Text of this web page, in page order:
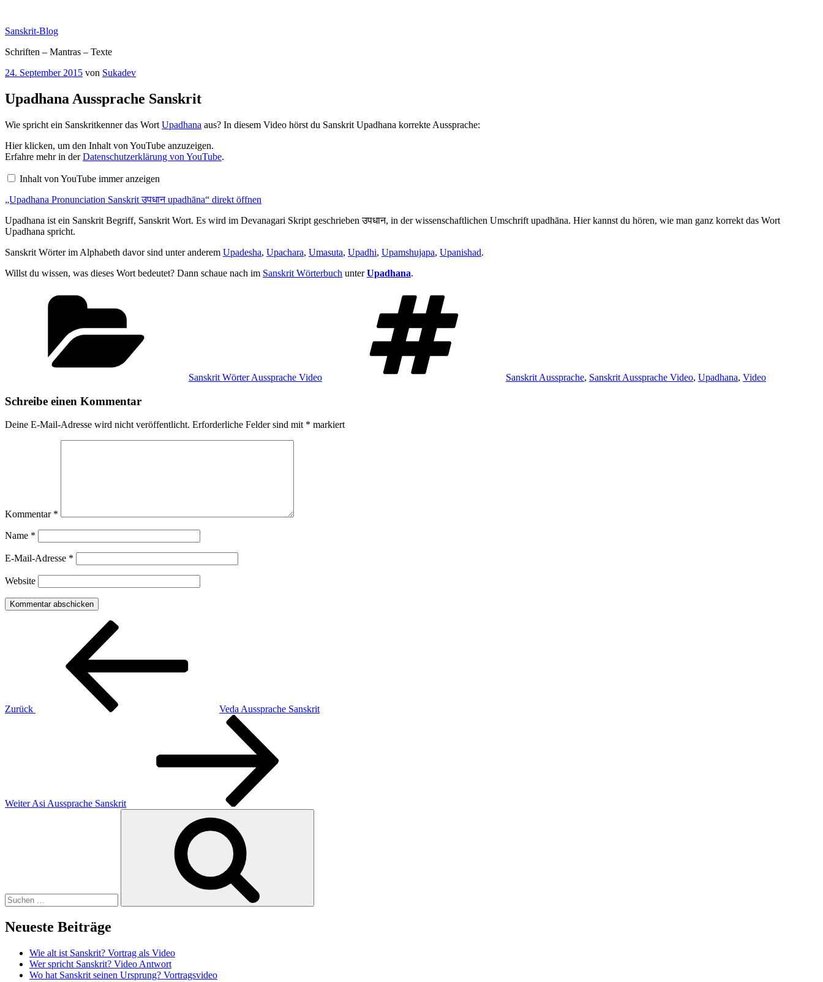
springen
Sanskrit-Blog
Schriften – Mantras – Texte
Veröffentlicht
24. September 2015 von Sukadev
Upadhana Aussprache Sanskrit
Wie spricht ein Sanskritkenner das Wort Upadhana aus? In diesem Video hörst du Sanskrit Upadhana korrekte Aussprache:
„Upadhana
Pronunciation
Sanskrit
upadhāna“
YouTube
Hier klicken, um den Inhalt von YouTube anzuzeigen.
Erfahre mehr in derDatenschutzerklärung von YouTube.
Inhalt von YouTube immer anzeigen
„Upadhana Pronunciation Sanskrit उपधान upadhāna“ direkt öffnen
Upadhana ist ein Sanskrit Begriff, Sanskrit Wort. Es wird im Devanagari Skript geschrieben उपधान, in der wissenschaftlichen Umschrift upadhāna. Hier kannst du hören, wie man ganz korrekt das Wort
Upadhana spricht.
Sanskrit Wörter im Alphabeth davor sind unter anderem Upadesha, Upachara, Umasuta, Upadhi, Upamshujapa, Upanishad.
Willst du wissen, was dieses Wort bedeutet? Dann schaue nach im Sanskrit Wörterbuch unterUpadhana.
Sanskrit Wörter Aussprache Video Sanskrit Aussprache, Sanskrit Aussprache Video, Upadhana, Video
Schreibe einen Kommentar
Deine E-Mail-Adresse wird nicht veröffentlicht. Erforderliche Felder sind mit * markiert
Kommentar *
Name *
E-Mail-Adresse *
Website
Beitragsnavigation
Zurück
Veda Aussprache Sanskrit
Weiter Asi Aussprache Sanskrit
Neueste Beiträge
Wie alt ist Sanskrit? Vortrag als Video
Wer spricht Sanskrit? Video Antwort
Wo hat Sanskrit seinen Ursprung? Vortragsvideo